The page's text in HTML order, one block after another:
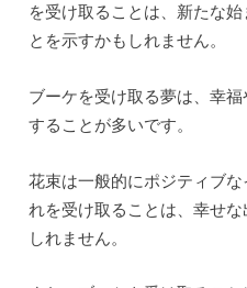
を受け取ることは、新たな
とを示すかもしれません。
ブーケを受け取る夢は、幸
することが多いです。
花束は一般的にポジティブ
れを受け取ることは、幸せ
しれません。